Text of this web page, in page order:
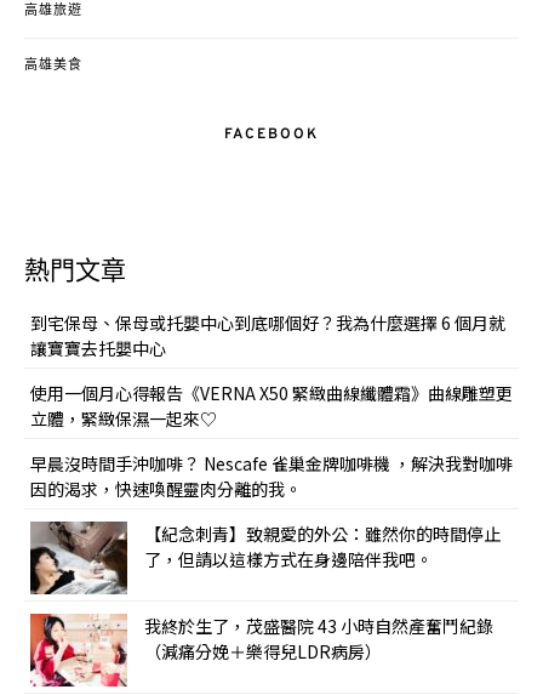
高雄旅遊
高雄美食
FACEBOOK
熱門文章
到宅保母、保母或托嬰中心到底哪個好？我為什麼選擇 6 個月就
讓寶寶去托嬰中心
使用一個月心得報告《VERNA X50 緊緻曲線纖體霜》曲線雕塑更
立體，緊緻保濕一起來♡
早晨沒時間手沖咖啡？ Nescafe 雀巢金牌咖啡機 ，解決我對咖啡
因的渴求，快速喚醒靈肉分離的我。
【紀念刺青】致親愛的外公：雖然你的時間停止
了，但請以這樣方式在身邊陪伴我吧。
我終於生了，茂盛醫院 43 小時自然產奮鬥紀錄
（減痛分娩＋樂得兒LDR病房）